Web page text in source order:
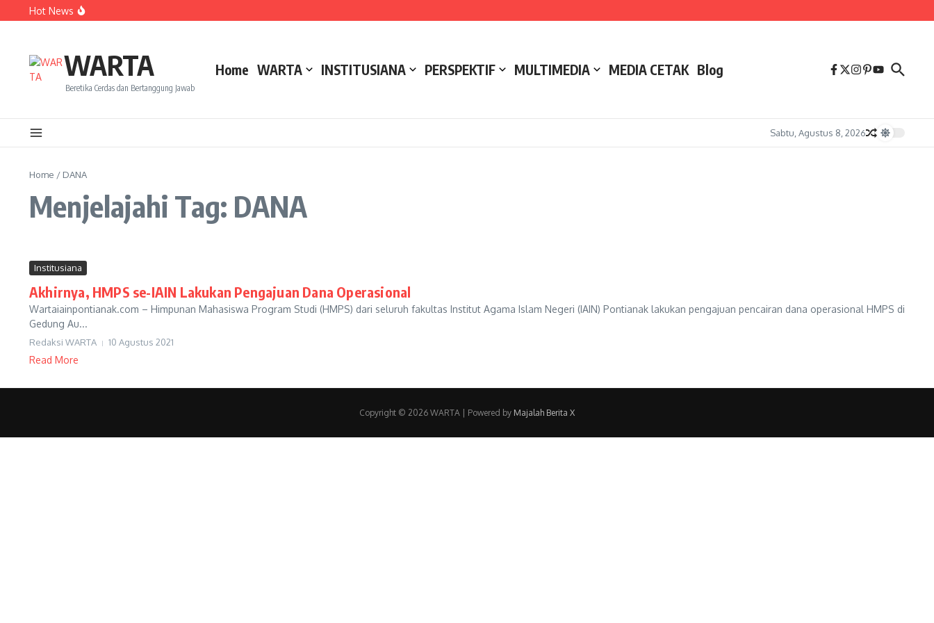
Lewati ke konten
Hot News
Amanah Baru Arskal Salim untuk Kemajuan IAIN Pontianak
WARTA
Beretika Cerdas dan Bertanggung Jawab
Home WARTA INSTITUSIANA PERSPEKTIF MULTIMEDIA MEDIA CETAK Blog
Sabtu, Agustus 8, 2026
Home / DANA
Menjelajahi Tag: DANA
Institusiana
Akhirnya, HMPS se-IAIN Lakukan Pengajuan Dana Operasional
Wartaiainpontianak.com – Himpunan Mahasiswa Program Studi (HMPS) dari seluruh fakultas Institut Agama Islam Negeri (IAIN) Pontianak lakukan pengajuan pencairan dana operasional HMPS di
Gedung Au...
Redaksi WARTA 10 Agustus 2021
Read More
Copyright © 2026 WARTA | Powered by Majalah Berita X